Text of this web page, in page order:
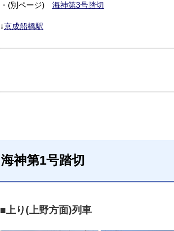
・(別ページ) 海神第3号踏切
↓京成船橋駅
海神第1号踏切
■上り(上野方面)列車